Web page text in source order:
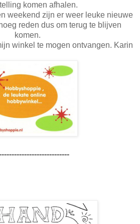
komen afhalen.
weekend zijn er weer leuke nieuwe
reden dus om terug te blijven
komen.
winkel te mogen ontvangen. Karin